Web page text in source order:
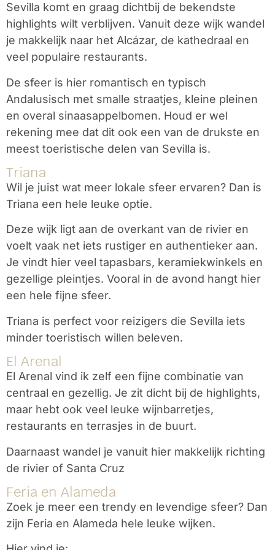
Sevilla komt en graag dichtbij de bekendste
highlights wilt verblijven. Vanuit deze wijk wandel
je makkelijk naar het Alcázar, de kathedraal en
veel populaire restaurants.
De sfeer is hier romantisch en typisch
Andalusisch met smalle straatjes, kleine pleinen
en overal sinaasappelbomen. Houd er wel
rekening mee dat dit ook een van de drukste en
meest toeristische delen van Sevilla is.
Triana
Wil je juist wat meer lokale sfeer ervaren? Dan is
Triana een hele leuke optie.
Deze wijk ligt aan de overkant van de rivier en
voelt vaak net iets rustiger en authentieker aan.
Je vindt hier veel tapasbars, keramiekwinkels en
gezellige pleintjes. Vooral in de avond hangt hier
een hele fijne sfeer.
Triana is perfect voor reizigers die Sevilla iets
minder toeristisch willen beleven.
El Arenal
El Arenal vind ik zelf een fijne combinatie van
centraal en gezellig. Je zit dicht bij de highlights,
maar hebt ook veel leuke wijnbarretjes,
restaurants en terrasjes in de buurt.
Daarnaast wandel je vanuit hier makkelijk richting
de rivier of Santa Cruz
Feria en Alameda
Zoek je meer een trendy en levendige sfeer? Dan
zijn Feria en Alameda hele leuke wijken.